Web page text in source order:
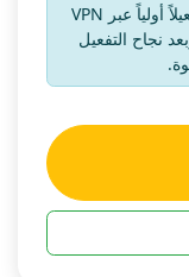
يتطلب هذا الترخيص تفعيلاً أولياً عبر VPN
نجاح التفعيل